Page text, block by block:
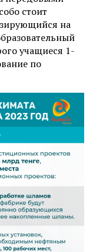
стоит
на
учащиеся 1-
по